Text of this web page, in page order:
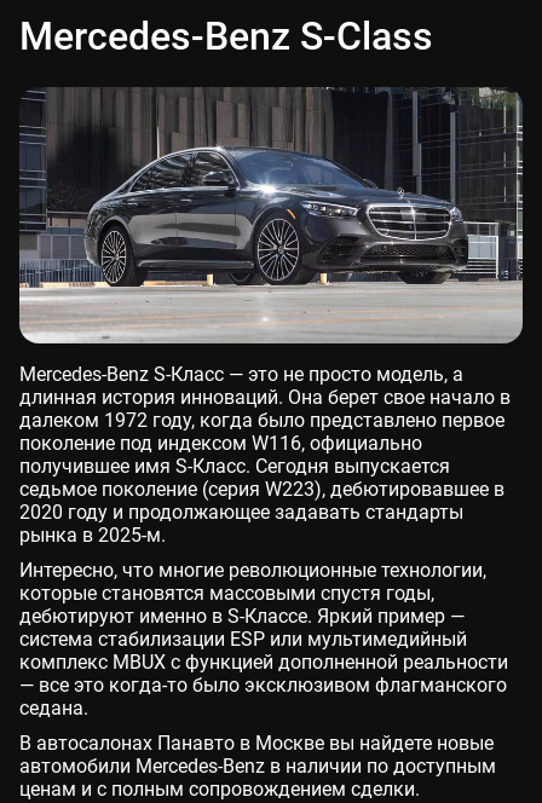
Mercedes-Benz S-Class
Mercedes-Benz S-Класс — это не просто модель, а
длинная история инноваций. Она берет свое начало в
далеком 1972 году, когда было представлено первое
поколение под индексом W116, официально
получившее имя S-Класс. Сегодня выпускается
седьмое поколение (серия W223), дебютировавшее в
2020 году и продолжающее задавать стандарты
рынка в 2025-м.
Интересно, что многие революционные технологии,
которые становятся массовыми спустя годы,
дебютируют именно в S-Классе. Яркий пример —
система стабилизации ESP или мультимедийный
комплекс MBUX с функцией дополненной реальности
— все это когда-то было эксклюзивом флагманского
седана.
В автосалонах Панавто в Москве вы найдете новые
автомобили Mercedes-Benz в наличии по доступным
ценам и с полным сопровождением сделки.